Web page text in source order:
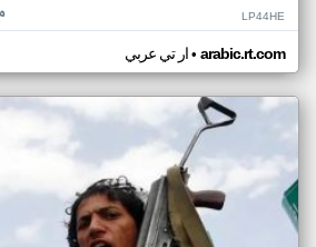
LP44HE
ار تي عربي• arabic.rt.com